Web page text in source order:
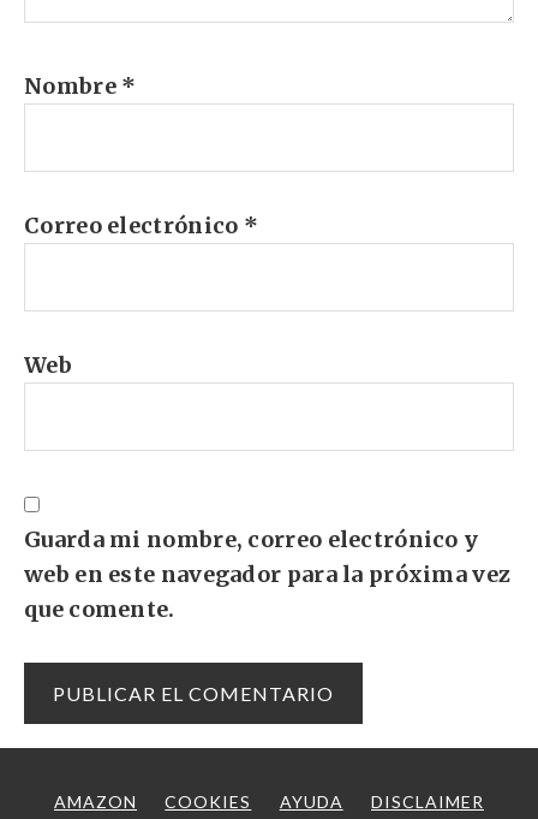
Nombre *
Correo electrónico *
Web
Guarda mi nombre, correo electrónico y
web en este navegador para la próxima vez
que comente.
AMAZON COOKIES AYUDA DISCLAIMER